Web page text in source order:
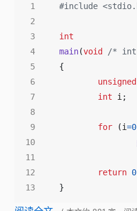
3
4
5
6
7
8
9
10
13
#include
int
main(void /* int
{
unsigned
int
i ;
for (i=0
return 0
}